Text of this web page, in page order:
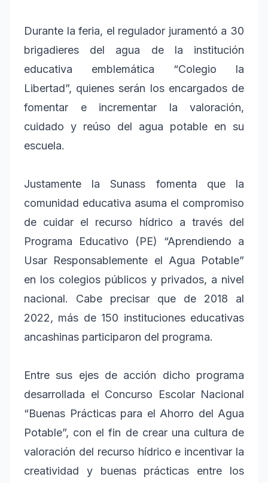
Durante la feria, el regulador juramentó a 30
brigadieres del agua de la institución
educativa emblemática “Colegio la
Libertad”, quienes serán los encargados de
fomentar e incrementar la valoración,
cuidado y reúso del agua potable en su
escuela.
Justamente la Sunass fomenta que la
comunidad educativa asuma el compromiso
de cuidar el recurso hídrico a través del
Programa Educativo (PE) “Aprendiendo a
Usar Responsablemente el Agua Potable”
en los colegios públicos y privados, a nivel
nacional. Cabe precisar que de 2018 al
2022, más de 150 instituciones educativas
ancashinas participaron del programa.
Entre sus ejes de acción dicho programa
desarrollada el Concurso Escolar Nacional
“Buenas Prácticas para el Ahorro del Agua
Potable”, con el fin de crear una cultura de
valoración del recurso hídrico e incentivar la
creatividad y buenas prácticas entre los